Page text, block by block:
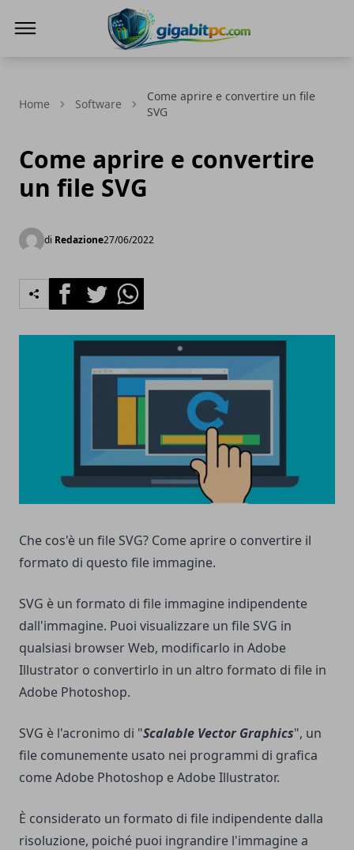
Home Software
Come aprire e convertire un file
SVG
Come aprire e convertire
un file SVG
di Redazione27/06/2022
FacebookTwitterWhatsapp
Che cos'è un file SVG? Come aprire o convertire il
formato di questo file immagine.
SVG è un formato di file immagine indipendente
dall'immagine. Puoi visualizzare un file SVG in
qualsiasi browser Web, modificarlo in Adobe
Illustrator o convertirlo in un altro formato di file in
Adobe Photoshop.
SVG è l'acronimo di "Scalable Vector Graphics", un
file comunemente usato nei programmi di grafica
come Adobe Photoshop e Adobe Illustrator.
È considerato un formato di file indipendente dalla
risoluzione, poiché puoi ingrandire l'immagine a